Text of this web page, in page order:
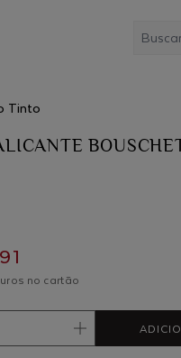
Tinto
no cartão